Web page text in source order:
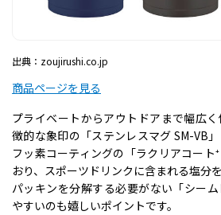
出典：zoujirushi.co.jp
商品ページを見る
プライベートからアウトドアまで幅広
徴的な象印の「ステンレスマグ SM-VB
フッ素コーティングの「ラクリアコート
おり、スポーツドリンクに含まれる塩分
パッキンを分解する必要がない「シー
やすいのも嬉しいポイントです。